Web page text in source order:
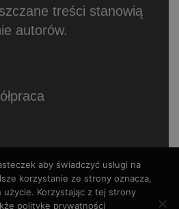
treści stanowią
autorów.
internetowego
aby świadczyć usługi na
korzystanie ze strony oznacza,
użycie. Korzystając z tej strony
politykę prywatności